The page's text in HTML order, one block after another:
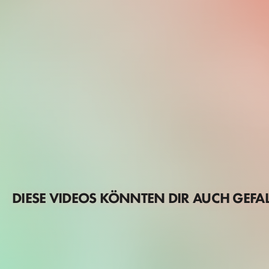
DIESE VIDEOS KÖNNTEN DIR AUCH